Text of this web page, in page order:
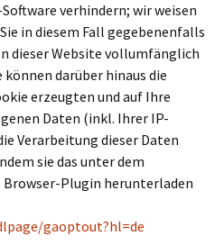
verhindern; wir weisen
in diesem Fall gegebenenfalls
dieser Website vollumfänglich
darüber hinaus die
erzeugten und auf Ihre
Daten (inkl. Ihrer IP-
Verarbeitung dieser Daten
sie das unter dem
Plugin herunterladen
gaoptout?hl=de